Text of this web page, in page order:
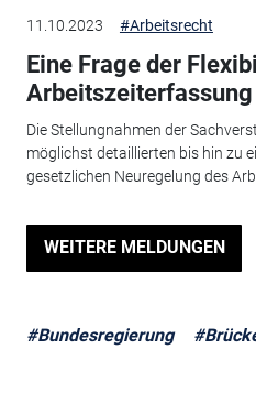
11.10.2023 #Arbeitsrecht
Eine Frage der
Die Stellungnahmen der
möglichst detaillierten bis hin zu
gesetzlichen Neuregelung des
WEITERE MELDUNGEN
#Bundesregierung